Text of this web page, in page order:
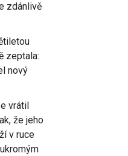
zdánlivě
zeptala:
nový
vrátil
že jeho
v ruce